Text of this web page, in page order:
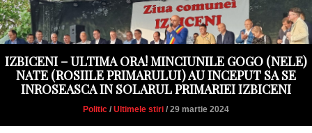
IZBICENI – ULTIMA ORA! MINCIUNILE GOGO (NELE)
NATE (ROSIILE PRIMARULUI) AU INCEPUT SA SE
INROSEASCA IN SOLARUL PRIMARIEI IZBICENI
Politic / Ultimele stiri / 29 martie 2024